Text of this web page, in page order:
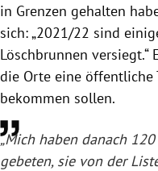
in Grenzen gehalten
sich: „2021/22 sind
Löschbrunnen versiegt.“
die Orte eine öffentliche
bekommen sollen.
„Mich haben danach
gebeten, sie von der